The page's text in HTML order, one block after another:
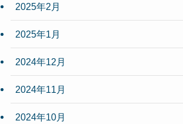
2025年2月
2025年1月
2024年12月
2024年11月
2024年10月